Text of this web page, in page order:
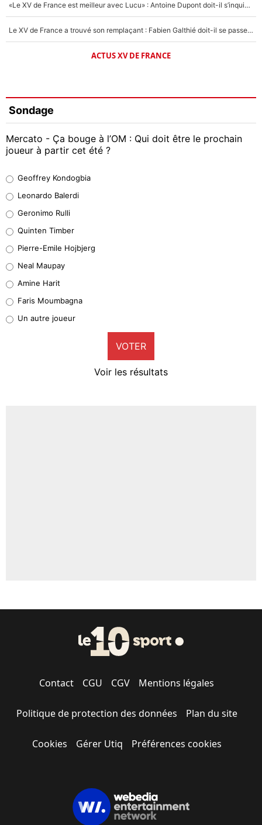
«Le XV de France est meilleur avec Lucu» : Antoine Dupont doit-il s’inquiéter pour sa place ?
Le XV de France a trouvé son remplaçant : Fabien Galthié doit-il se passer d'Antoine Dupont ?
ACTUS XV DE FRANCE
Sondage
Mercato - Ça bouge à l’OM : Qui doit être le prochain
joueur à partir cet été ?
38%
32%
5%
1%
9%
Geoffrey Kondogbia
Leonardo Balerdi
Geronimo Rulli
Quinten Timber
Pierre-Emile Hojbjerg
Neal Maupay
Amine Harit
Faris Moumbagna
Un autre joueur
VOTER
Voir les résultats
Contact CGU CGV Mentions légales
Politique de protection des données Plan du site
Cookies Gérer Utiq Préférences cookies